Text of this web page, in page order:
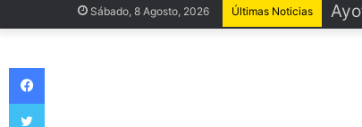
Sábado, 8 Agosto, 2026 Últimas Noticias
Facebook
Twitter